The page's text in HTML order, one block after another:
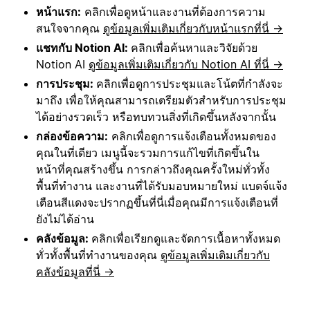
หน้าแรก: คลิกเพื่อดูหน้าและงานที่ต้องการความ
สนใจจากคุณ ดูข้อมูลเพิ่มเติมเกี่ยวกับหน้าแรกที่นี่ →
แชทกับ Notion AI: คลิกเพื่อค้นหาและวิจัยด้วย
Notion AI ดูข้อมูลเพิ่มเติมเกี่ยวกับ Notion AI ที่นี่ →
การประชุม: คลิกเพื่อดูการประชุมและโน้ตที่กำลังจะ
มาถึง เพื่อให้คุณสามารถเตรียมตัวสำหรับการประชุม
ได้อย่างรวดเร็ว หรือทบทวนสิ่งที่เกิดขึ้นหลังจากนั้น
กล่องข้อความ: คลิกเพื่อดูการแจ้งเตือนทั้งหมดของ
คุณในที่เดียว เมนูนี้จะรวมการแก้ไขที่เกิดขึ้นใน
หน้าที่คุณสร้างขึ้น การกล่าวถึงคุณครั้งใหม่ทั่วทั้ง
พื้นที่ทำงาน และงานที่ได้รับมอบหมายใหม่ แบดจ์แจ้ง
เตือนสีแดงจะปรากฏขึ้นที่นี่เมื่อคุณมีการแจ้งเตือนที่
ยังไม่ได้อ่าน
คลังข้อมูล: คลิกเพื่อเรียกดูและจัดการเนื้อหาทั้งหมด
ทั่วทั้งพื้นที่ทำงานของคุณ ดูข้อมูลเพิ่มเติมเกี่ยวกับ
คลังข้อมูลที่นี่ →